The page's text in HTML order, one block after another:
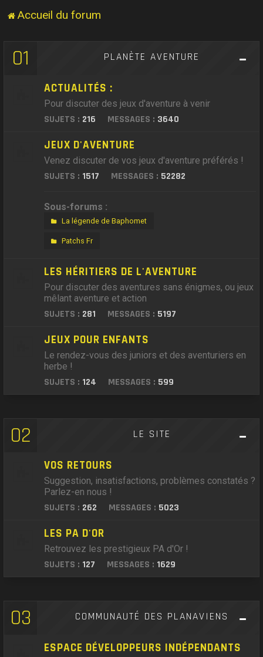
Accueil du forum
01 PLANÈTE AVENTURE
ACTUALITÉS :
Pour discuter des jeux d'aventure à venir
SUJETS : 216 MESSAGES : 3640
JEUX D'AVENTURE
Venez discuter de vos jeux d'aventure préférés !
SUJETS : 1517 MESSAGES : 52282
Sous-forums :
La légende de Baphomet
Patchs Fr
LES HÉRITIERS DE L'AVENTURE
Pour discuter des aventures sans énigmes, ou jeux
mêlant aventure et action
SUJETS : 281 MESSAGES : 5197
JEUX POUR ENFANTS
Le rendez-vous des juniors et des aventuriers en
herbe !
SUJETS : 124 MESSAGES : 599
02 LE SITE
VOS RETOURS
Suggestion, insatisfactions, problèmes constatés ?
Parlez-en nous !
SUJETS : 262 MESSAGES : 5023
LES PA D'OR
Retrouvez les prestigieux PA d'Or !
SUJETS : 127 MESSAGES : 1629
03 COMMUNAUTÉ DES PLANAVIENS
ESPACE DÉVELOPPEURS INDÉPENDANTS